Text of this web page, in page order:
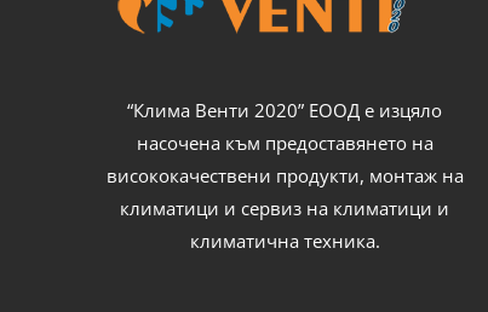
“Клима Венти 2020” ЕООД е изцяло
насочена към предоставянето на
висококачествени продукти, монтаж на
климатици и сервиз на климатици и
климатична техника.